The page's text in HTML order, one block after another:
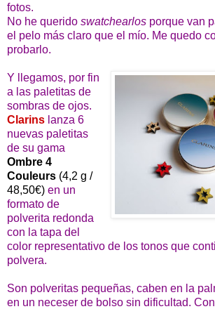
fotos.
No he querido swatchearlos porque van
el pelo más claro que el mío. Me quedo
probarlo.
Y llegamos, por fin
a las paletitas de
sombras de ojos.
Clarins lanza 6
nuevas paletitas
de su gama
Ombre 4
Couleurs (4,2 g /
48,50€) en un
formato de
polverita redonda
con la tapa del
color representativo de los tonos que
polvera.
Son polveritas pequeñas, caben en la
en un neceser de bolso sin dificultad.